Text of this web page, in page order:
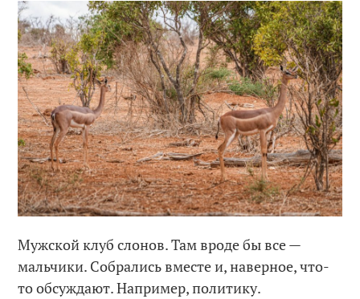
Мужской клуб слонов. Там вроде бы все —
мальчики. Собрались вместе и, наверное, что-
то обсуждают. Например, политику.